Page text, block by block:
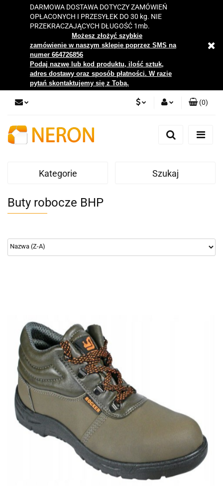
DARMOWA DOSTAWA DOTYCZY ZAMÓWIEŃ
OPŁACONYCH I PRZESYŁEK DO 30 kg. NIE
PRZEKRACZAJĄCYCH DŁUGOŚĆ 1mb.
Możesz złożyć szybkie
zamówienie w naszym sklepie poprzez SMS na
numer 664726856
Podaj nazwę lub kod produktu, ilość sztuk,
adres dostawy oraz sposób płatności. W razie
pytań skontaktujemy się z Tobą.
Zaloguj się
Zgody cookies
(0)
Kategorie Szukaj
Buty robocze BHP